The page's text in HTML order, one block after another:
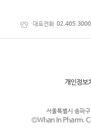
대표전화 02.405.3000
개인정보
서울특별시 송파
©Whan In Pharm.